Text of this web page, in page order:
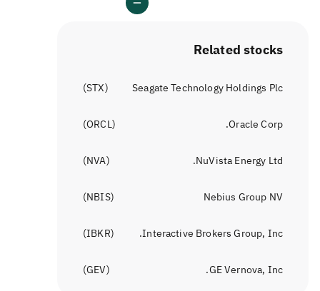
Related stocks
Seagate Technology Holdings Plc
(
STX
)
Oracle Corp.
(
ORCL
)
NuVista Energy Ltd.
(
NVA
)
Nebius Group NV
(
NBIS
)
Interactive Brokers Group, Inc.
(
IBKR
)
GE Vernova, Inc.
(
GEV
)